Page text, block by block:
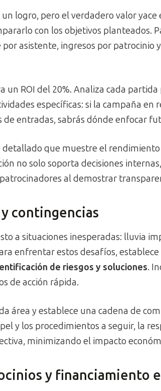
logro, pero el verdadero valor yace
con los objetivos planteados.
por asistente, ingresos por patrocinio
un ROI del 20%. Analiza cada
específicas: si la campaña en
entradas, sabrás dónde enfocar
que muestre el rendimiento
no solo soporta decisiones
al demostrar
contingencias
a situaciones inesperadas: lluvia
enfrentar estos desafíos,
de riesgos y soluciones.
de acción rápida.
área y establece una cadena de
y los procedimientos a seguir, la
minimizando el impacto
y financiamiento